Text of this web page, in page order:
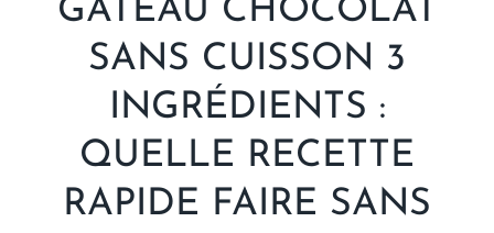
GÂTEAU CHOCOLAT
SANS CUISSON 3
INGRÉDIENTS :
QUELLE RECETTE
RAPIDE FAIRE SANS